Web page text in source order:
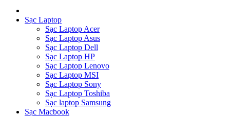
Sạc Laptop
Sạc Laptop Acer
Sạc Laptop Asus
Sạc Laptop Dell
Sạc Laptop HP
Sạc Laptop Lenovo
Sạc Laptop MSI
Sạc Laptop Sony
Sạc Laptop Toshiba
Sạc laptop Samsung
Sạc Macbook